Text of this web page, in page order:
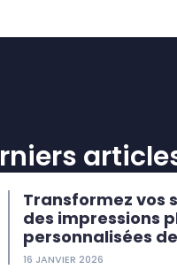
Transformez vos
des impressions
personnalisées
16 JANVIER 2026